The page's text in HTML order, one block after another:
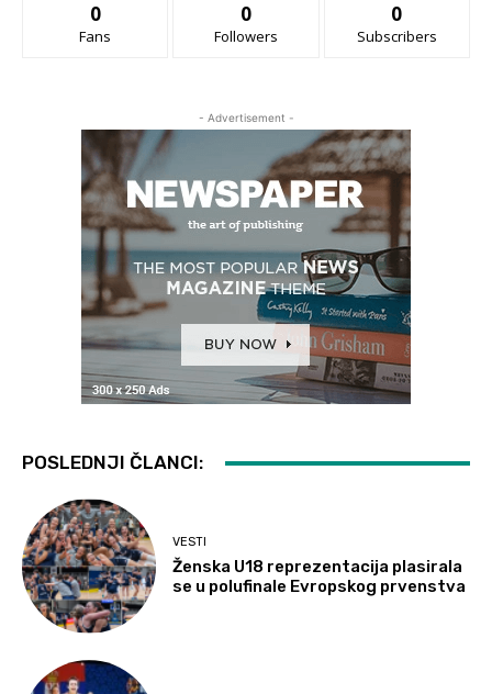
0
Fans
0
Followers
0
Subscribers
- Advertisement -
POSLEDNJI ČLANCI:
VESTI
Ženska U18 reprezentacija plasirala
se u polufinale Evropskog prvenstva